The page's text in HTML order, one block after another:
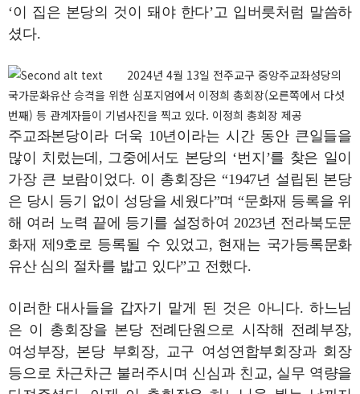
‘이 집은 본당의 것이 돼야 한다’고 입버릇처럼 말씀하
셨다.
2024년 4월 13일 전주교구 중앙주교좌성당의
국가문화유산 승격을 위한 심포지엄에서 이정희 총회장(오른쪽에서 다섯
번째) 등 관계자들이 기념사진을 찍고 있다. 이정희 총회장 제공
주교좌본당이라 더욱 10년이라는 시간 동안 큰일들을
많이 치렀는데, 그중에서도 본당의 ‘번지’를 찾은 일이
가장 큰 보람이었다. 이 총회장은 “1947년 설립된 본당
은 당시 등기 없이 성당을 세웠다”며 “문화재 등록을 위
해 여러 노력 끝에 등기를 설정하여 2023년 전라북도문
화재 제9호로 등록될 수 있었고, 현재는 국가등록문화
유산 심의 절차를 밟고 있다”고 전했다.
이러한 대사들을 갑자기 맡게 된 것은 아니다. 하느님
은 이 총회장을 본당 전례단원으로 시작해 전례부장,
여성부장, 본당 부회장, 교구 여성연합부회장과 회장
등으로 차근차근 불러주시며 신심과 친교, 실무 역량을